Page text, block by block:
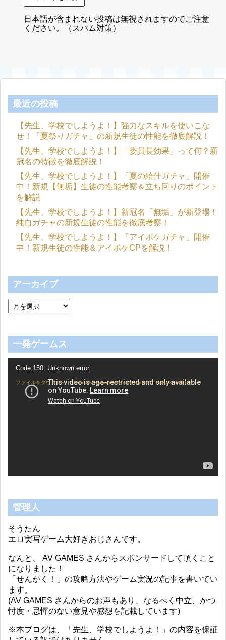
日本語が含まれない投稿は無視されますのでご注意
ください。（スパム対策）
最近の投稿
【先生、学校でしようよ！】強力なスキルを使いこな
せ！「夏祭りガチャ」の新規生徒の性能を徹底解説！
【先生、学校でしようよ！】「委員長効果」って何？新
冠名の特徴を徹底解説！
【先生、学校でしようよ！】「夏の給仕ガチャ」開催
中！新規【無垢】生徒の性能考察＆立ち回りのポイント
を解説
【先生、学校でしようよ！】新冠名「無垢」が新登場！
純白ガチャの新規生徒の性能を徹底考察！
【先生、学校でしようよ！】「アイポケガチャ」開催
中！新規生徒の性能＆アイポケCPを解説！
アーカイブ
一発ゲームス
Code 150: Unknown error.
ファイルをダウンロード: https://www.youtube.com/watch?v=E4Sg3_D46IY&_=1
管理人
そうたん
エロ実写ゲーム大好きおじさんです。
なんと、 AV GAMES さんからスポンサードして頂くこと
になりました！
「せんがく！」の攻略方法やゲーム実況の記事を書いてい
ます。
(AV GAMES さんからのお声もあり、なるべく中立、かつ
忖度・忌憚のない意見や感想を記載しています)
※本ブログは、「先生、学校でしようよ！」の内容を保証